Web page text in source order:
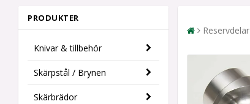
PRODUKTER
Knivar & tillbehör
Skärpstål / Brynen
Skärbrädor
Reservdelar